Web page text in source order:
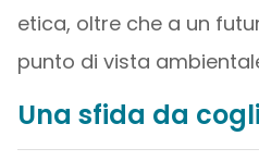
etica, oltre che a un
punto di vista
Una sfida da